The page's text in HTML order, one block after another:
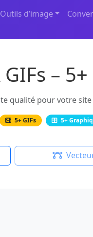
Outils d’image
–
qualité pour votre
5+ GIFs 5+